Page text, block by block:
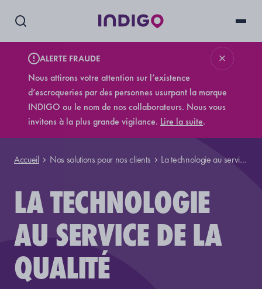
ALERTE FRAUDE
Nous attirons votre attention sur l’existence
d’escroqueries par des personnes usurpant la marque
INDIGO ou le nom de nos collaborateurs. Nous vous
invitons à la plus grande vigilance. Lire la suite.
Accueil Nos solutions pour nos clients La technologie au service de la qualité
LA TECHNOLOGIE
AU SERVICE DE LA
QUALITÉ